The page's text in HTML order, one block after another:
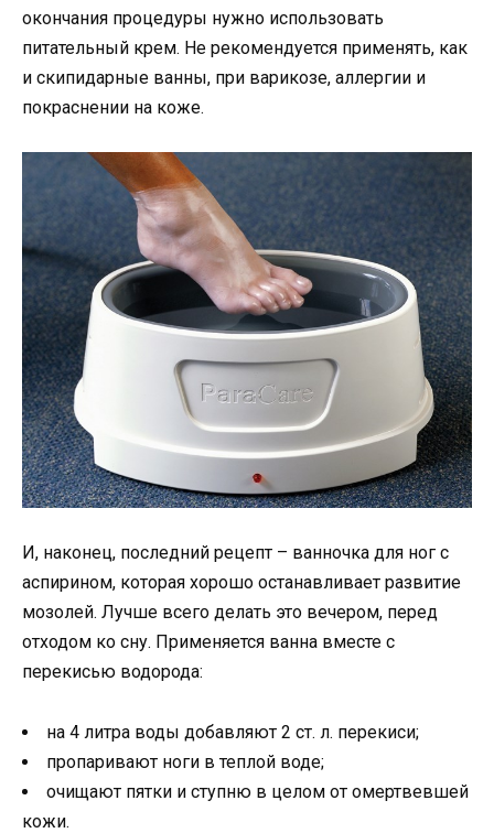
окончания процедуры нужно использовать
питательный крем. Не рекомендуется применять, как
и скипидарные ванны, при варикозе, аллергии и
покраснении на коже.
И, наконец, последний рецепт – ванночка для ног с
аспирином, которая хорошо останавливает развитие
мозолей. Лучше всего делать это вечером, перед
отходом ко сну. Применяется ванна вместе с
перекисью водорода:
на 4 литра воды добавляют 2 ст. л. перекиси;
пропаривают ноги в теплой воде;
очищают пятки и ступню в целом от омертвевшей
кожи.